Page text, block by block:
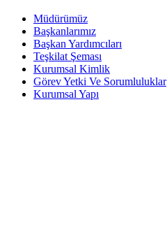
Müdürümüz
Başkanlarımız
Başkan Yardımcıları
Teşkilat Şeması
Kurumsal Kimlik
Görev Yetki Ve Sorumluluklar
Kurumsal Yapı